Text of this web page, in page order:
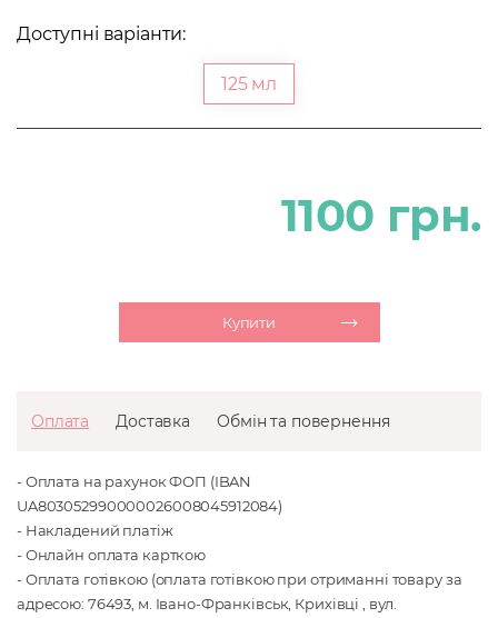
Доступні варіанти:
125 мл
1100 грн.
Купити
Оплата Доставка Обмін та повернення
- Оплата на рахунок ФОП (IBAN
UA803052990000026008045912084)
- Накладений платіж
- Онлайн оплата карткою
- Оплата готівкою (оплата готівкою при отриманні товару за
адресою: 76493, м. Івано-Франківськ, Крихівці , вул.